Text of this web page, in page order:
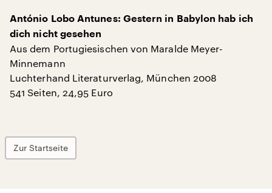
António Lobo Antunes: Gestern in Babylon hab ich
dich nicht gesehen
Aus dem Portugiesischen von Maralde Meyer-
Minnemann
Luchterhand Literaturverlag, München 2008
541 Seiten, 24,95 Euro
Zur Startseite